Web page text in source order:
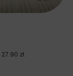
27.90 zł.